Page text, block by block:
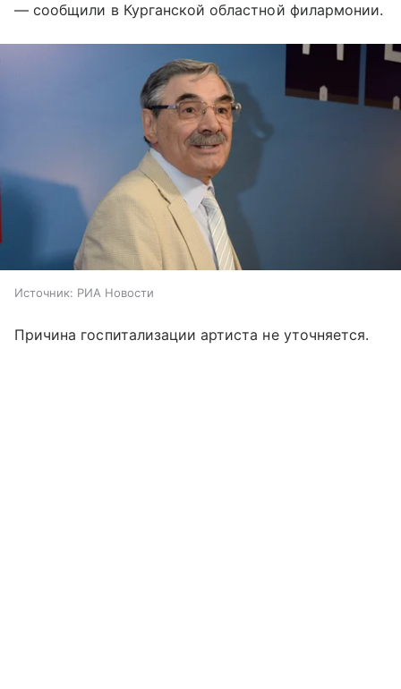
— сообщили в Курганской областной филармонии.
Источник: РИА Новости
Причина госпитализации артиста не уточняется.